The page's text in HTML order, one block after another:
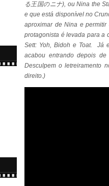
る王国のニナ), ou Nina the
e que está disponível no
aproximar de Nina e
protagonista é levada para a
Sett: Yoh, Bidoh e Toat. Já
acabou entrando depois
Desculpem o letreiramento
direito.)